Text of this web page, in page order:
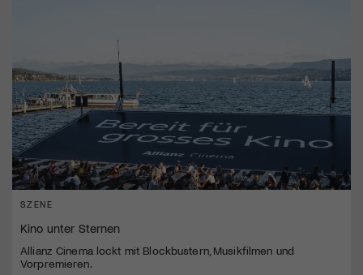
SZENE
Kino unter Sternen
Allianz Cinema lockt mit Blockbustern, Musikfilmen und
Vorpremieren.